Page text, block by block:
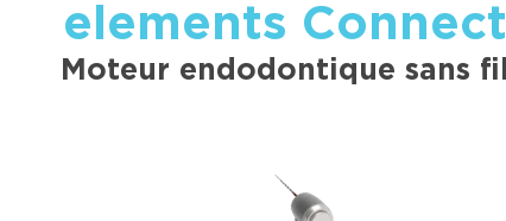
elements Connect
Moteur endodontique sans fil